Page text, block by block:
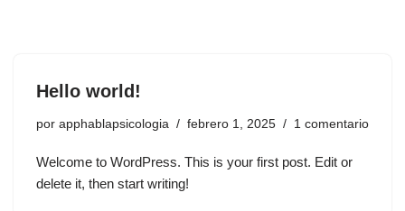
Hello world!
por apphablapsicologia febrero 1, 2025 1 comentario
Welcome to WordPress. This is your first post. Edit or
delete it, then start writing!